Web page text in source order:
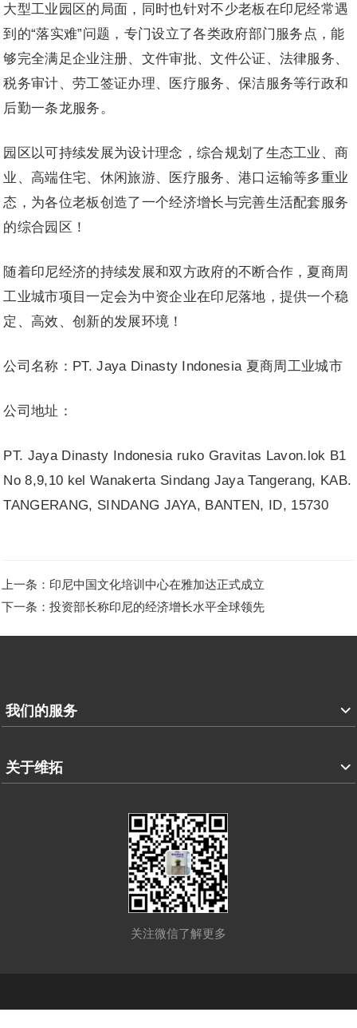
大型工业园区的局面，同时也针对不少老板在印尼经常遇
到的“落实难”问题，专门设立了各类政府部门服务点，能
够完全满足企业注册、文件审批、文件公证、法律服务、
税务审计、劳工签证办理、医疗服务、保洁服务等行政和
后勤一条龙服务。
园区以可持续发展为设计理念，综合规划了生态工业、商
业、高端住宅、休闲旅游、医疗服务、港口运输等多重业
态，为各位老板创造了一个经济增长与完善生活配套服务
的综合园区！
随着印尼经济的持续发展和双方政府的不断合作，夏商周
工业城市项目一定会为中资企业在印尼落地，提供一个稳
定、高效、创新的发展环境！
公司名称：PT. Jaya Dinasty Indonesia 夏商周工业城市
公司地址：
PT. Jaya Dinasty Indonesia ruko Gravitas Lavon.lok B1
No 8,9,10 kel Wanakerta Sindang Jaya Tangerang, KAB.
TANGERANG, SINDANG JAYA, BANTEN, ID, 15730
上一条：印尼中国文化培训中心在雅加达正式成立
下一条：投资部长称印尼的经济增长水平全球领先
我们的服务
关于维拓
关注微信了解更多